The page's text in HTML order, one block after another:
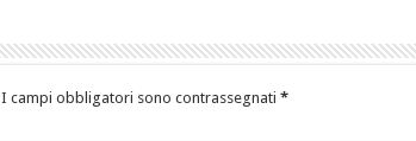
I campi obbligatori sono contrassegnati *